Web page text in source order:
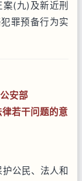
(九)及新近刑
罪预备行为实
安部
若干问题的意
公民、法人和